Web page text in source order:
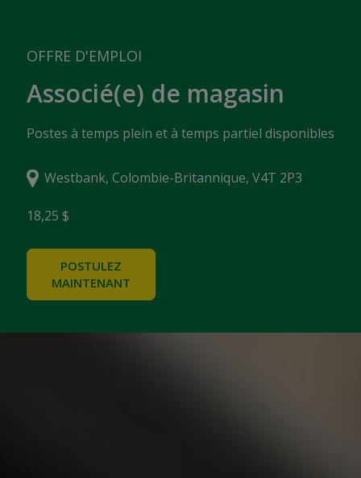
OFFRE D'EMPLOI
Associé(e) de magasin
Postes à temps plein et à temps partiel disponibles
Westbank, Colombie-Britannique, V4T 2P3
18,25 $
POSTULEZ
MAINTENANT